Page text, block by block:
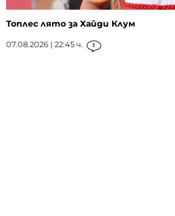
Топлес лято за Хайди Клум
07.08.2026 | 22:45 ч. 1